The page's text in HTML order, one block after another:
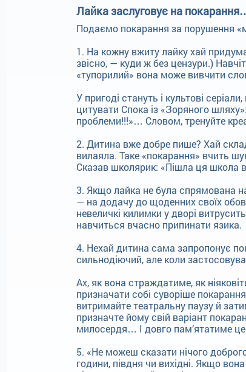
Лайка заслуговує на
Подаємо покарання за порушення
1. На кожну вжиту лайку хай
звісно, — куди ж без цензури.)
«тупорилий» вона може вивчити
У пригоді стануть і культові
цитувати Спока із «Зоряного
проблеми!!!»… Словом, тренуйте
2. Дитина вже добре пише? Хай
вилаяла. Таке «покарання» вчить
Сказав школярик: «Пішла ця школа
3. Якщо лайка не була спрямована
— на додачу до щоденних своїх
невеличкі килимки у дворі
навчиться вчасно припинати язика.
4. Нехай дитина сама запропонує
сильнодіючий, але коли
Ах, як вона страждатиме, як
призначати собі суворіше
витримайте театральну паузу й
призначте йому свій варіант
милосердя… І довго пам’ятатиме
5. «Не можеш сказати нічого
години, півдня чи вихідні. Якщо